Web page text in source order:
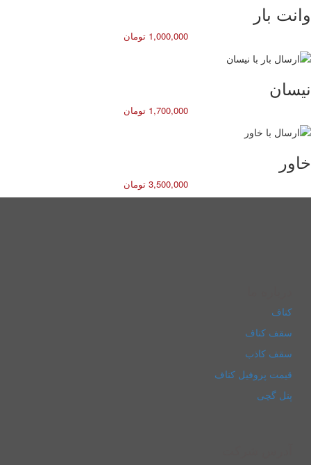
نشانی ایمیل شما منتشر نخواهد شد.
دوازده + 5 =
وانت بار
1,000,000 تومان
نیسان
1,700,000 تومان
خاور
3,500,000 تومان
کناف
سقف کناف
سقف کاذب
قیمت پروفیل کناف
پنل گچی